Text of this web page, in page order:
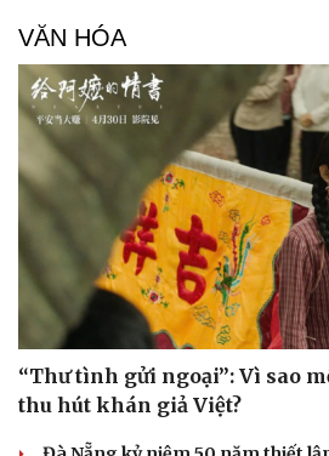
Du lịch
Tư vấn
VĂN HÓA
“Thư tình gửi ngoại”: Vì sao
thu hút khán giả Việt?